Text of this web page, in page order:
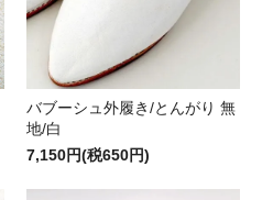
バブーシュ外履き/とんがり 無
地/白
7,150円(税650円)